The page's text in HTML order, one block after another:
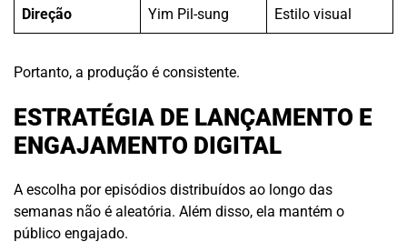
Direção Yim Pil-sung Estilo visual
Portanto, a produção é consistente.
ESTRATÉGIA DE LANÇAMENTO E
ENGAJAMENTO DIGITAL
A escolha por episódios distribuídos ao longo das
semanas não é aleatória. Além disso, ela mantém o
público engajado.